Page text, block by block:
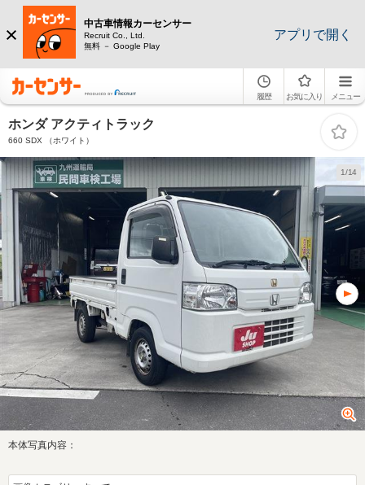
中古車情報カーセンサー
Recruit Co., Ltd.
無料 － Google Play
アプリで開く
履歴 お気に入り メニュー
ホンダ アクティトラック
660 SDX （ホワイト）
1/14
本体写真内容：